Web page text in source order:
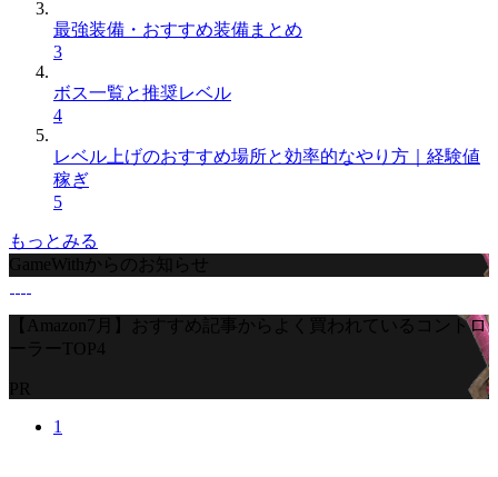
最強装備・おすすめ装備まとめ
3
ボス一覧と推奨レベル
4
レベル上げのおすすめ場所と効率的なやり方｜経験値
稼ぎ
5
もっとみる
GameWithからのお知らせ
【Amazon7月】おすすめ記事からよく買われているコントロ
ーラーTOP4
PR
1